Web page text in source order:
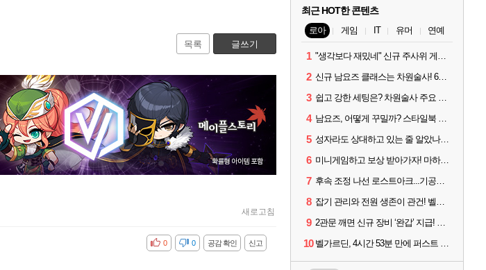
목록 글쓰기
새로고침
신고
공감 확인
비공감 0
0
최근 HOT한 콘텐츠
로아 게임 IT 유머 연예
1 "생각보다 재밌네" 신규 주사위 게임 티카투카 호평
2 신규 남요즈 클래스는 차원술사! 6월 20일 로아온 썸머 정리
3 쉽고 강한 세팅은? 차원술사 주요 빌드와 스킬 코드
4 남요즈, 어떻게 꾸밀까? 스타일북 인기 차원술사 커스터마이즈
5 성자라도 상대하고 있는 줄 알았나? 벨가르딘 이모저모
6 미니게임하고 보상 받아가자! 마하라카 썸머 캠프 할 일은?
7 후속 조정 나선 로스트아크...기공사, 차원술사 하향
8 잡기 관리와 전원 생존이 관건! 벨가르딘 유물 칭호 획득방법 정리
9 2관문 깨면 신규 장비 ‘완갑’ 지급! 그림자 레이드 벨가르딘 공개
10 벨가르딘, 4시간 53분 만에 퍼스트 클리어 나왔다